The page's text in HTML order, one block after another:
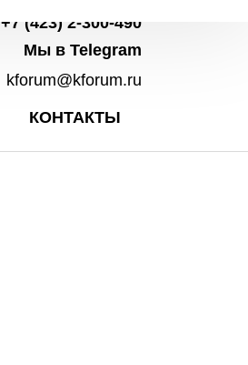
+7 (423) 2-300-490
Мы в Telegram
kforum@kforum.ru
КОНТАКТЫ